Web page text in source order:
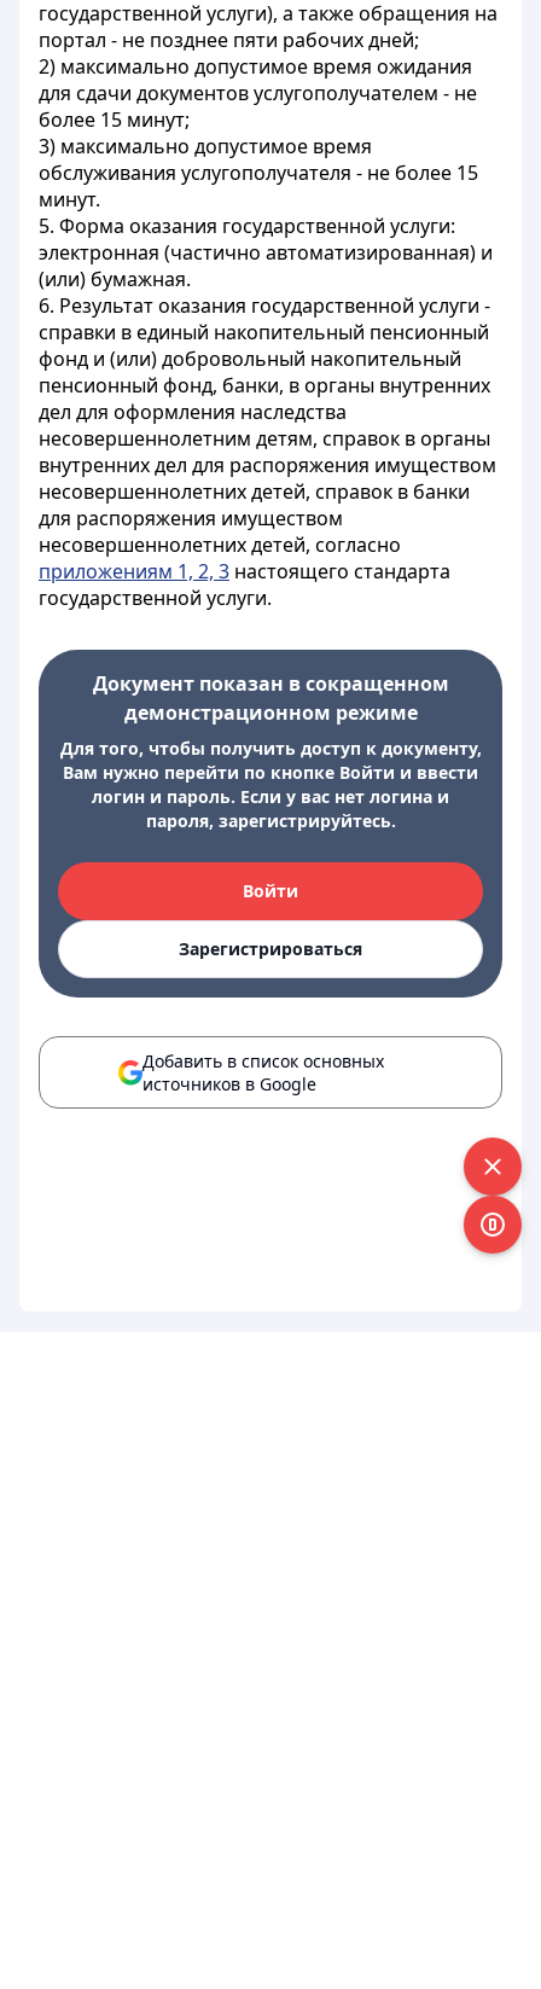
государственной услуги), а также обращения на
портал - не позднее пяти рабочих дней;
2) максимально допустимое время ожидания
для сдачи документов услугополучателем - не
более 15 минут;
3) максимально допустимое время
обслуживания услугополучателя - не более 15
минут.
5. Форма оказания государственной услуги:
электронная (частично автоматизированная) и
(или) бумажная.
6. Результат оказания государственной услуги -
справки в единый накопительный пенсионный
фонд и (или) добровольный накопительный
пенсионный фонд, банки, в органы внутренних
дел для оформления наследства
несовершеннолетним детям, справок в органы
внутренних дел для распоряжения имуществом
несовершеннолетних детей, справок в банки
для распоряжения имуществом
несовершеннолетних детей, согласно
приложениям 1, 2, 3 настоящего стандарта
государственной услуги.
Документ показан в сокращенном
демонстрационном режиме
Для того, чтобы получить доступ к документу,
Вам нужно перейти по кнопке Войти и ввести
логин и пароль. Если у вас нет логина и
пароля, зарегистрируйтесь.
Войти
Зарегистрироваться
Добавить в список основных
источников в Google